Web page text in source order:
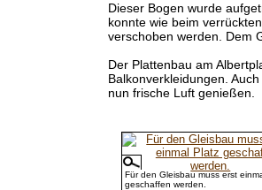
Dieser Bogen wurde
konnte wie beim
verschoben werden. Dem
Der Plattenbau am
Balkonverkleidungen.
nun frische Luft genießen.
Für den Gleisbau muss erst
geschaffen werden.